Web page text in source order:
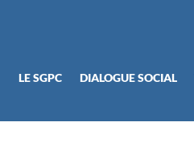
LE SGPC DIALOGUE SOCIAL